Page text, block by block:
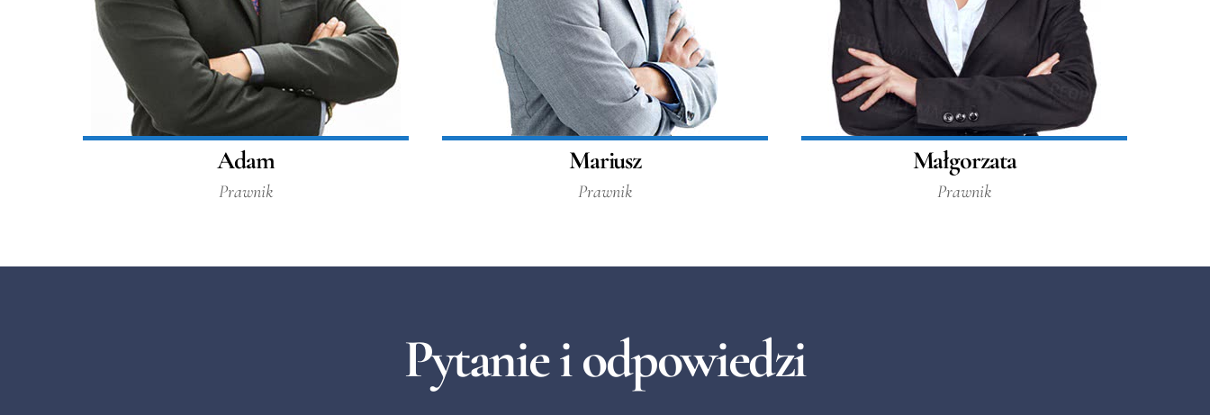
Adam
Prawnik
Mariusz
Prawnik
Małgorzata
Prawnik
Pytanie i odpowiedzi